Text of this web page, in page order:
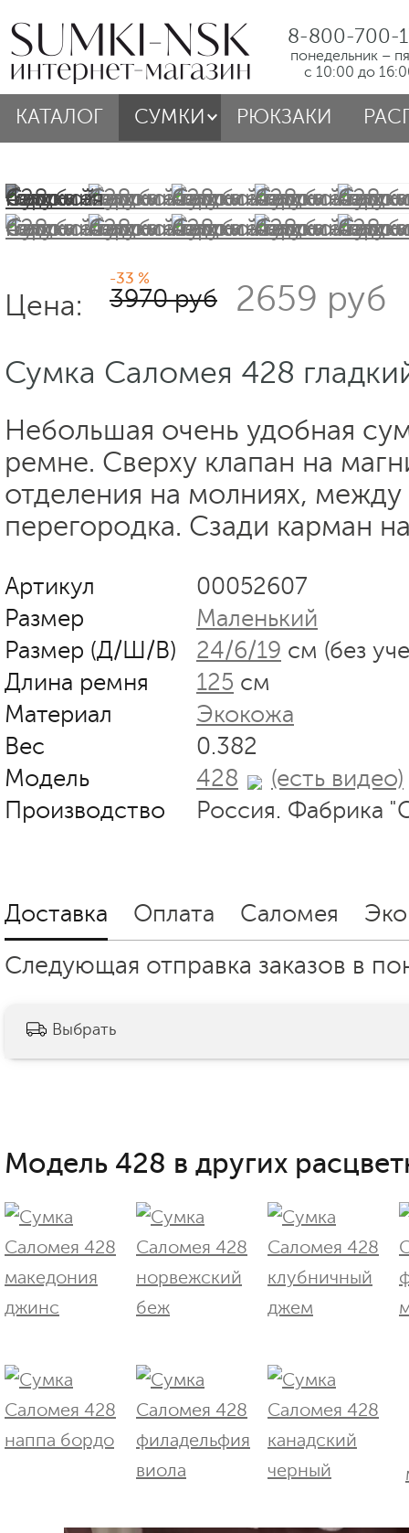
8-800-700-
понедельник –
с 10:00 до
КАТАЛОГ СУМКИ РЮКЗАКИ
Цена:
-33 %
3970 руб 2659 руб
Сумка Саломея 428
Небольшая очень удобная
ремне. Сверху клапан на
отделения на молниях,
перегородка. Сзади карман
Артикул
00052607
Размер
Маленький
Размер (Д/Ш/В)
24/6/19 см (без
Длина ремня
125 см
Материал
Экокожа
Вес
0.382
Модель
428
(есть видео)
Производство
Россия. Фабрика
Доставка Оплата Саломея
Следующая отправка заказов в
Выбрать
Модель 428 в других